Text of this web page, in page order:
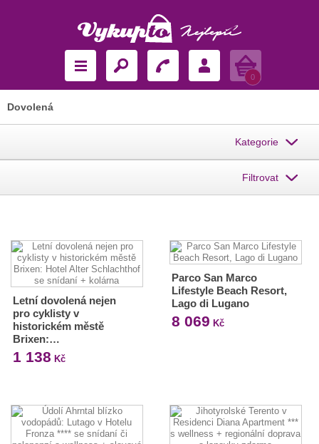
Košík
0
Dovolená
Kategorie
Filtrovat
Letní dovolená nejen
pro cyklisty v
historickém městě
Brixen:…
1 138 Kč
Parco San Marco
Lifestyle Beach Resort,
Lago di Lugano
8 069 Kč